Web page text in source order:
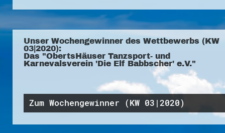
Unser Wochengewinner des Wettbewerbs (KW
03|2020):
Das "ObertsHäuser Tanzsport- und
Karnevalsverein 'Die Elf Babbscher' e.V."
Zum Wochengewinner (KW 03|2020)